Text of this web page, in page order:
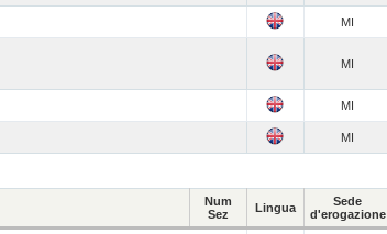
MI
MI
MI
MI
Num
Sez
Lingua
Sede
d'erogazione